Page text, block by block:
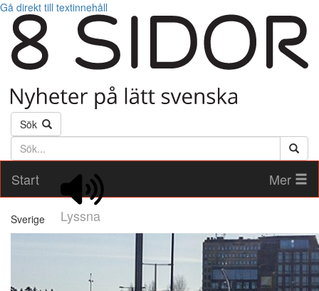
Gå direkt till textinnehåll
Sök
Söktext
Start
Lyssna
Mer
Sverige